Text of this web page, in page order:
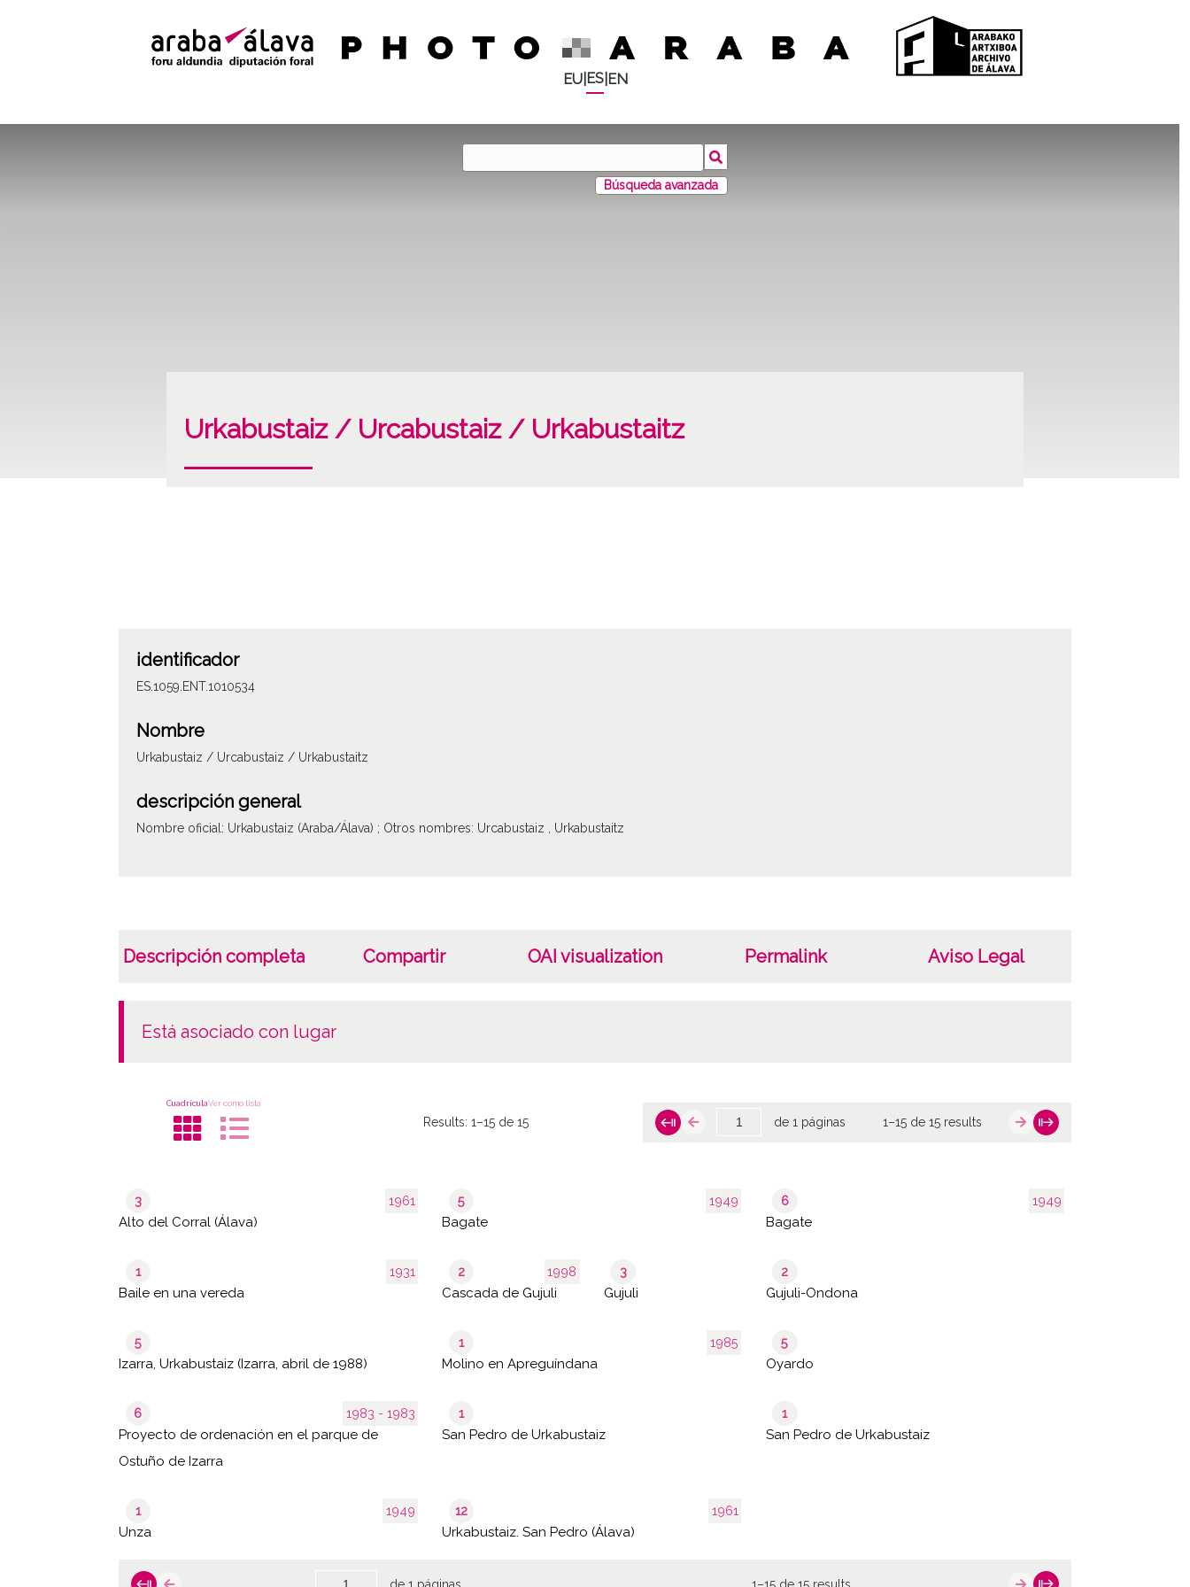
EU| ES| EN
Búsqueda avanzada
Urkabustaiz / Urcabustaiz / Urkabustaitz
identificador
ES.1059.ENT.1010534
Nombre
Urkabustaiz / Urcabustaiz / Urkabustaitz
descripción general
Nombre oficial: Urkabustaiz (Araba/Álava) ; Otros nombres: Urcabustaiz , Urkabustaitz
Descripción completa Compartir OAI visualization Permalink Aviso Legal
está asociado con lugar
CuadrículaVer como lista
Results:1–15 de 15 de 1 páginas 1–15 de 15 results
1961
3
Alto del Corral (Álava)
1949
5
Bagate
1949
6
Bagate
1931
1
Baile en una vereda
1998
2
Cascada de Gujuli
3
Gujuli
2
Gujuli-Ondona
5
Izarra, Urkabustaiz (Izarra, abril de 1988)
1985
1
Molino en Apreguíndana
5
Oyardo
1983 - 1983
6
Proyecto de ordenación en el parque de
Ostuño de Izarra
1
San Pedro de Urkabustaiz
1
San Pedro de Urkabustaiz
1949
1
Unza
1961
12
Urkabustaiz. San Pedro (Álava)
de 1 páginas 1–15 de 15 results